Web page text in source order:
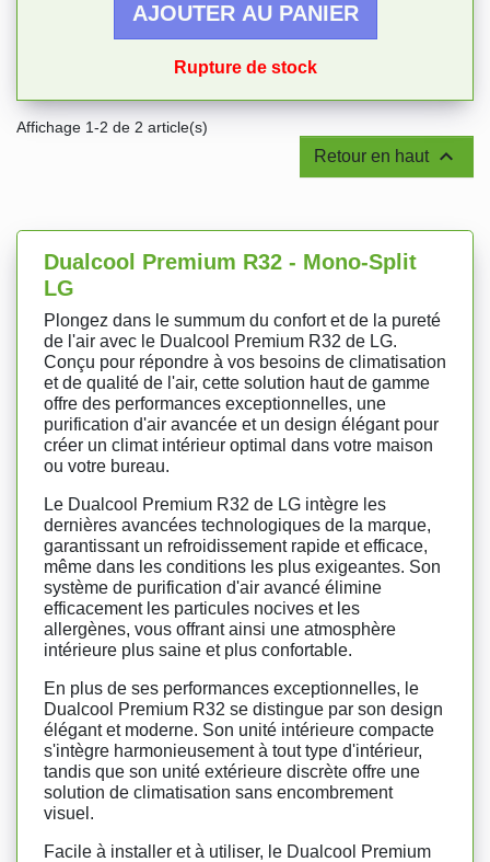
AJOUTER AU PANIER
Rupture de stock
Affichage 1-2 de 2 article(s)
Retour en haut 
Dualcool Premium R32 - Mono-Split
LG
Plongez dans le summum du confort et de la pureté
de l'air avec le Dualcool Premium R32 de LG.
Conçu pour répondre à vos besoins de climatisation
et de qualité de l'air, cette solution haut de gamme
offre des performances exceptionnelles, une
purification d'air avancée et un design élégant pour
créer un climat intérieur optimal dans votre maison
ou votre bureau.
Le Dualcool Premium R32 de LG intègre les
dernières avancées technologiques de la marque,
garantissant un refroidissement rapide et efficace,
même dans les conditions les plus exigeantes. Son
système de purification d'air avancé élimine
efficacement les particules nocives et les
allergènes, vous offrant ainsi une atmosphère
intérieure plus saine et plus confortable.
En plus de ses performances exceptionnelles, le
Dualcool Premium R32 se distingue par son design
élégant et moderne. Son unité intérieure compacte
s'intègre harmonieusement à tout type d'intérieur,
tandis que son unité extérieure discrète offre une
solution de climatisation sans encombrement
visuel.
Facile à installer et à utiliser, le Dualcool Premium